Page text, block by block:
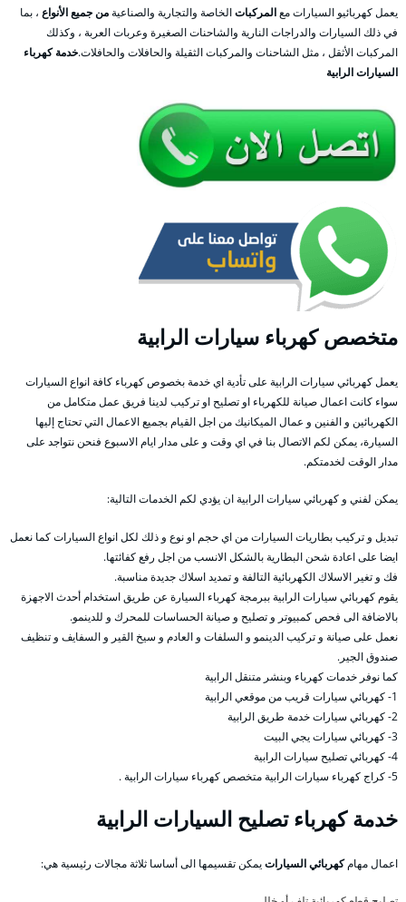
يعمل كهربائيو السيارات معالمركباتالخاصة والتجارية والصناعيةمن جميع الأنواع ، بما
في ذلك السيارات والدراجات النارية والشاحنات الصغيرة وعربات العربة ، وكذلك
المركبات الأثقل ، مثل الشاحنات والمركبات الثقيلة والحافلات والحافلات.خدمة كهرباء
السيارات الرابية
متخصص كهرباء سيارات الرابية
يعمل كهربائي سيارات الرابية على تأدية اي خدمة بخصوص كهرباء كافة انواع السيارات
سواء كانت اعمال صيانة للكهرباء او تصليح او تركيب لدينا فريق عمل متكامل من
الكهربائين و الفنين و عمال الميكانيك من اجل القيام بجميع الاعمال التي تحتاج إليها
السيارة، يمكن لكم الاتصال بنا في اي وقت و على مدار ايام الاسبوع فنحن نتواجد على
مدار الوقت لخدمتكم.
يمكن لفني و كهربائي سيارات الرابية ان يؤدي لكم الخدمات التالية:
تبديل و تركيب بطاريات السيارات من اي حجم او نوع و ذلك لكل انواع السيارات كما نعمل
ايضا على اعادة شحن البطارية بالشكل الانسب من اجل رفع كفائتها.
فك و تغير الاسلاك الكهربائية التالفة و تمديد اسلاك جديدة مناسبة.
يقوم كهربائي سيارات الرابية ببرمجة كهرباء السيارة عن طريق استخدام أحدث الاجهزة
بالاضافة الى فحص كمبيوتر و تصليح و صيانة الحساسات للمحرك و للدينمو.
نعمل على صيانة و تركيب الدينمو و السلفات و العادم و سيخ القير و السفايف و تنظيف
صندوق الجير.
كما نوفر خدمات كهرباء وبنشر متنقل الرابية
1- كهربائي سيارات قريب من موقعي الرابية
2- كهربائي سيارات خدمة طريق الرابية
3- كهربائي سيارات يجي البيت
4- كهربائي تصليح سيارات الرابية
5- كراج كهرباء سيارات الرابية متخصص كهرباء سيارات الرابية .
خدمة كهرباء تصليح السيارات الرابية
اعمال مهامكهربائي السياراتيمكن تقسيمها الى أساسا ثلاثة مجالات رئيسية هي: